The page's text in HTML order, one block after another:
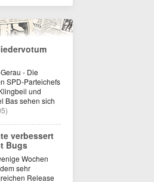
- Die
SPD-Parteichefs
und
Bas sehen sich
verbessert
Bugs
Wochen
sehr
Release